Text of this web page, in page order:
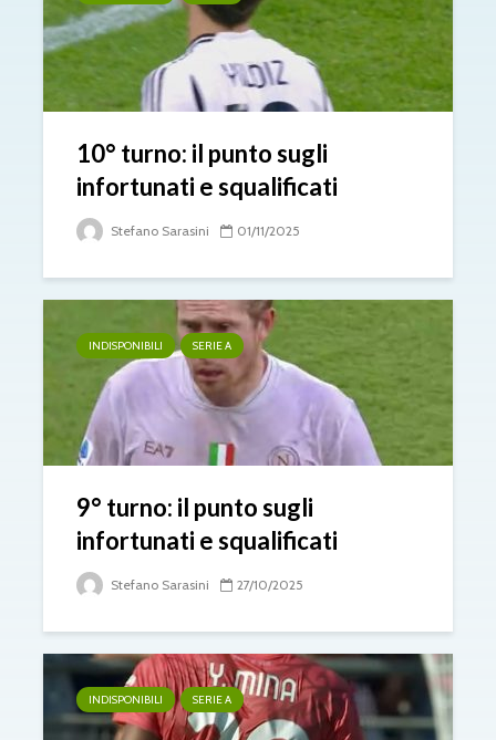
10° turno: il punto sugli
infortunati e squalificati
Stefano Sarasini 01/11/2025
INDISPONIBILI SERIE A
9° turno: il punto sugli
infortunati e squalificati
Stefano Sarasini 27/10/2025
INDISPONIBILI SERIE A